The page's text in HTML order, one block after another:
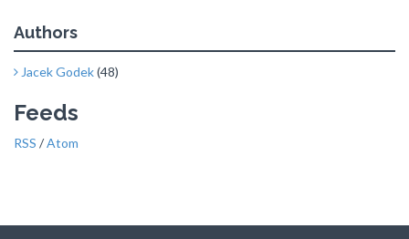
Authors
Jacek Godek(48)
Feeds
RSS /Atom